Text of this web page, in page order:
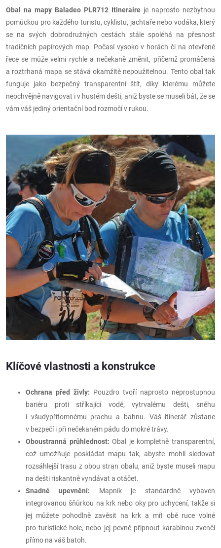
Obal na mapy Baladeo PLR712 Itineraire je naprosto nezbytnou
pomůckou pro každého turistu, cyklistu, jachtaře nebo vodáka, který
se na svých dobrodružných cestách stále spoléhá na přesnost
tradičních papírových map. Počasí vysoko v horách či na otevřené
řece se může velmi rychle a nečekaně změnit, přičemž promáčená
a roztrhaná mapa se stává okamžitě nepoužitelnou. Tento obal tak
funguje jako bezpečný transparentní štít, díky kterému můžete
neochvějně navigovat i v hustém dešti, aniž byste se museli bát, že se
vám váš jediný orientační bod rozmočí v rukou.
Klíčové vlastnosti a konstrukce
Ochrana před živly: Pouzdro tvoří naprosto neprostupnou
bariéru proti stříkající vodě, vytrvalému dešti, sněhu
i všudypřítomnému prachu a bahnu. Váš itinerář zůstane
v bezpečí i při nečekaném pádu do mokré trávy.
Oboustranná průhlednost: Obal je kompletně transparentní,
což umožňuje poskládat mapu tak, abyste mohli sledovat
rozsáhlejší trasu z obou stran obalu, aniž byste museli mapu
na dešti riskantně vyndávat a otáčet.
Snadné upevnění: Mapník je standardně vybaven
integrovanou šňůrkou na krk nebo oky pro uchycení, takže si
jej můžete pohodlně zavěsit na krk a mít obě ruce volné
pro turistické hole, nebo jej pevně připnout karabinou zvenčí
přímo na váš batoh.